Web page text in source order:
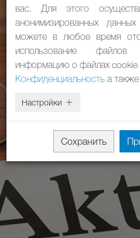
вас. Для этого
анонимизированных
можете в любое время
использование
информацию о файлах cookie
Конфиденциальность а также
Настройки
Сохранить